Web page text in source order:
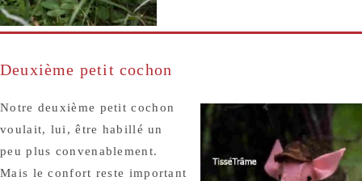
Deuxième petit cochon
Notre deuxième petit cochon
voulait, lui, être habillé un
peu plus convenablement.
Mais le confort reste important